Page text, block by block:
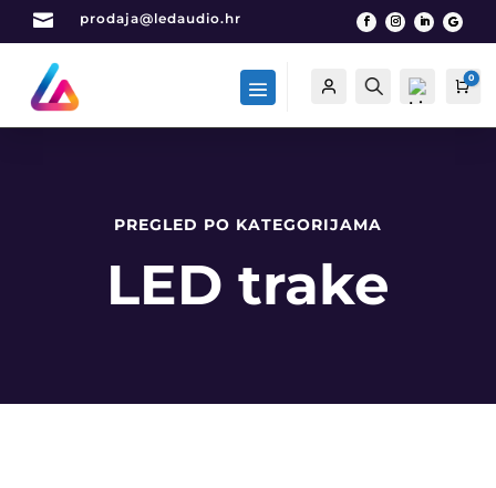
 prodaja@ledaudio.hr
Račun Traži 0
PREGLED PO KATEGORIJAMA
LED trake